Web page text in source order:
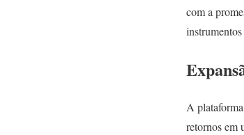
com a
A
retornos em